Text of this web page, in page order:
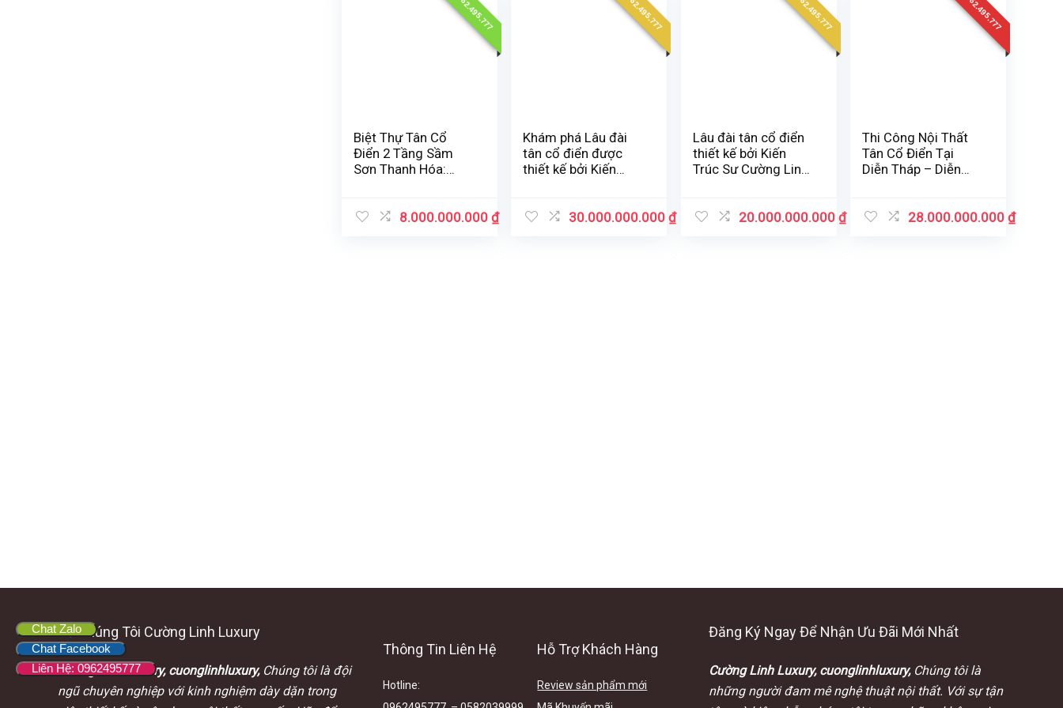
0962.495.777
Biệt Thự Tân Cổ
Điển 2 Tầng Sầm
Sơn Thanh Hóa:
8.000.000.000₫
0962.495.777
Khám phá Lâu đài
tân cổ điển được
thiết kế bởi Kiến
Diễn Châu, Tỉnh30.000.000.000₫
0962.495.777
Lâu đài tân cổ điển
thiết kế bởi Kiến
Trúc Sư Cường Linh
20.000.000.000 ₫
0962.495.777
Thi Công Nội Thất
Tân Cổ Điển Tại
Diễn Tháp – Diễn
28.000.000.000 ₫
Về Chúng Tôi Cường Linh Luxury
Cường Linh Luxury, cuonglinhluxury, Chúng tôi là đội
ngũ chuyên nghiệp với kinh nghiệm dày dặn trong
Thông Tin Liên Hệ
Hotline:
Hỗ Trợ Khách Hàng
Review sản phẩm mới
Đăng Ký Ngay Để Nhận Ưu Đãi Mới Nhất
Cường Linh Luxury, cuonglinhluxury, Chúng tôi là
những người đam mê nghệ thuật nội thất. Với sự tận
Chat Zalo
Chat Facebook
Liên Hệ: 0962495777